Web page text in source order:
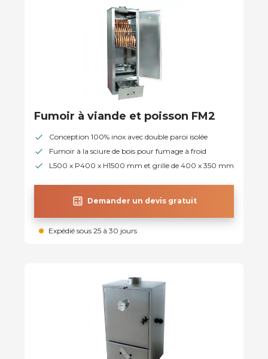
Fumoir à viande et poisson FM2
Conception 100% inox avec double paroi isolée
Fumoir à la sciure de bois pour fumage à froid
L500 x P400 x H1500 mm et grille de 400 x 350 mm
calculate Demander un devis gratuit
Expédié sous 25 à 30 jours